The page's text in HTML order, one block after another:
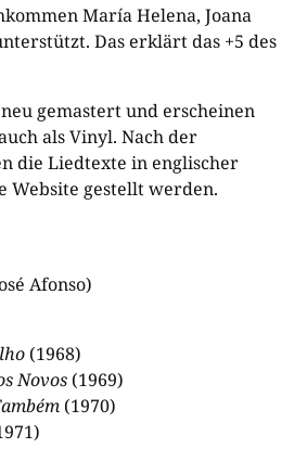
María Helena, Joana
Das erklärt das +5 des
gemastert und erscheinen
als Vinyl. Nach der
die Liedtexte in englischer
Website gestellt werden.
Afonso)
(1968)
Novos(1969)
(1970)